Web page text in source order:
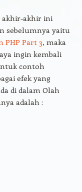
akhir-akhir ini
sebelumnya yaitu
PHP Part 3, maka
ingin kembali
contoh
efek yang
di dalam Olah
adalah :